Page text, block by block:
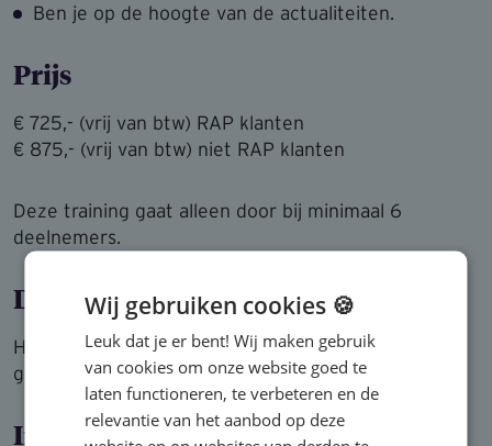
Ben je op de hoogte van de actualiteiten.
Prijs
€ 725,- (vrij van btw) RAP klanten
€ 875,- (vrij van btw) niet RAP klanten
Deze training gaat alleen door bij minimaal 6
deelnemers.
Doelgroep
HRM-professionals, leden werkgeverscommissie,
griffiemedewerkers.
Incompany?
Wij gebruiken cookies 🍪
Leuk dat je er bent! Wij maken gebruik
van cookies om onze website goed te
laten functioneren, te verbeteren en de
relevantie van het aanbod op deze